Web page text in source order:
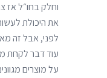
וחלק בחו״ל אז
לפני, אבל זה
על מוצרים